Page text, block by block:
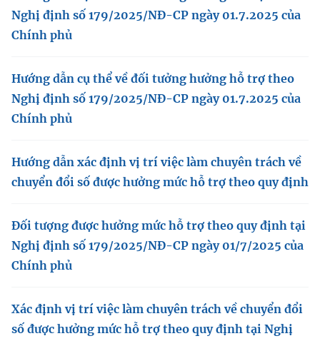
Địa chỉ: Ban Biên tập Cổng TTĐT - 18 Nguyễn Du, TP. Hà Nội
Email:stc@mst.gov.vn
(Ghi rõ nguồn "https://mst.gov.vn" khi phát hành lại thông tin từ
website này)
Nghị định số 179/2025/NĐ-CP ngày 01.7.2025 của
Chính phủ
Hướng dẫn cụ thể về đối tưởng hưởng hỗ trợ theo
Nghị định số 179/2025/NĐ-CP ngày 01.7.2025 của
Chính phủ
Hướng dẫn xác định vị trí việc làm chuyên trách về
chuyển đổi số được hưởng mức hỗ trợ theo quy định
Đối tượng được hưởng mức hỗ trợ theo quy định tại
Nghị định số 179/2025/NĐ-CP ngày 01/7/2025 của
Chính phủ
Xác định vị trí việc làm chuyên trách về chuyển đổi
số được hưởng mức hỗ trợ theo quy định tại Nghị